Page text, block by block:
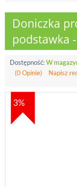
Doniczka
podstawka
Dostępność:W
(0 Opinie)
Napisz
3%